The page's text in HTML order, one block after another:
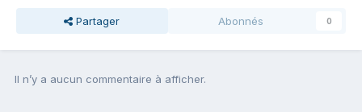
Partager Abonnés 0
Il n’y a aucun commentaire à afficher.